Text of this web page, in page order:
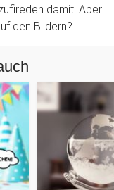
damit. Aber
den Bildern?